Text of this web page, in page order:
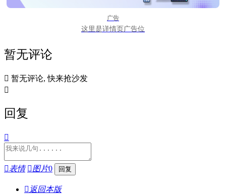
广告
这里是详情页广告位
暂无评论
 暂无评论, 快来抢沙发

回复

表情 图片0
 返回本版